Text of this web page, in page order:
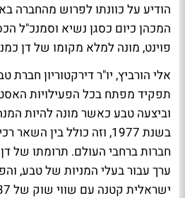
המכהן כיום כסגן נשיא וסמנכ"ל
פוינט, מונה למלא מקומו של דן
אלי הורביץ, יו"ר דירקטוריון חברת
תפקיד מפתח בכל הפעילויות
וביצעה טבע כאשר מונה להיות
חברות ברחבי העולם. תרומתו של
ערך עבור בעלי המניות של טבע,